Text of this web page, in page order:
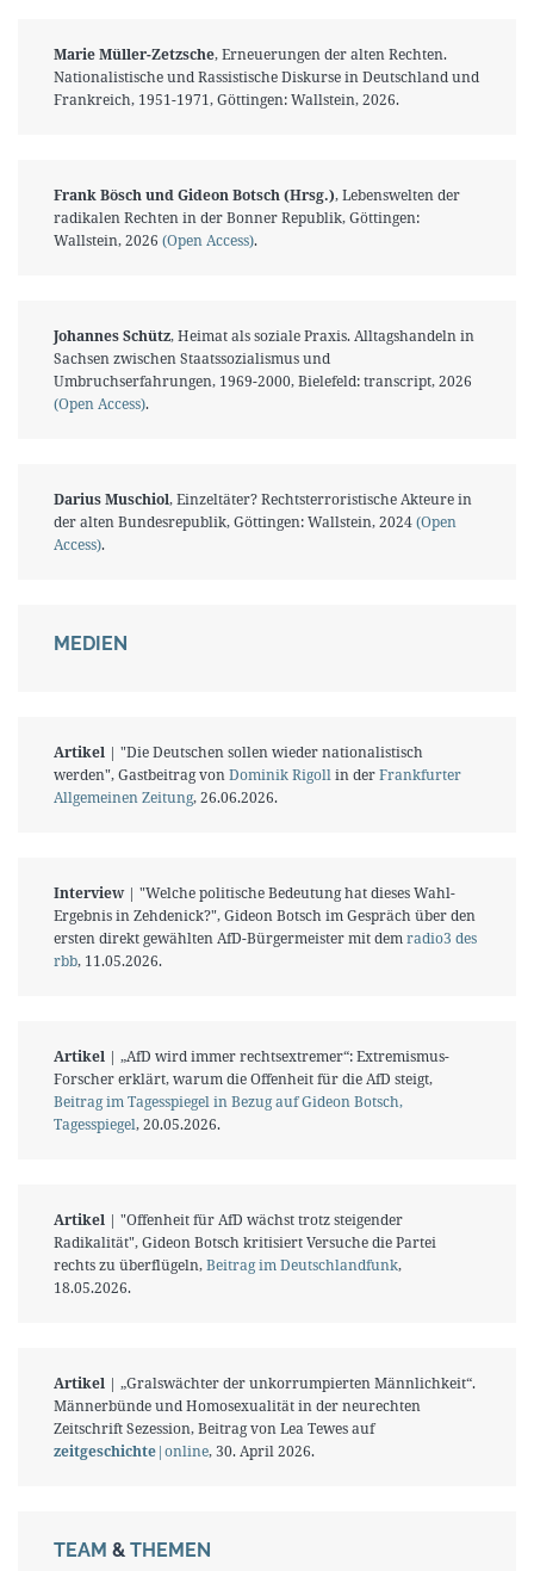
Marie Müller-Zetzsche, Erneuerungen der alten Rechten.
Nationalistische und Rassistische Diskurse in Deutschland und
Frankreich, 1951-1971, Göttingen: Wallstein, 2026.
Frank Bösch und Gideon Botsch (Hrsg.), Lebenswelten der
radikalen Rechten in der Bonner Republik, Göttingen:
Wallstein, 2026 (Open Access).
Johannes Schütz, Heimat als soziale Praxis. Alltagshandeln in
Sachsen zwischen Staatssozialismus und
Umbruchserfahrungen, 1969-2000, Bielefeld: transcript, 2026
(Open Access).
Darius Muschiol, Einzeltäter? Rechtsterroristische Akteure in
der alten Bundesrepublik, Göttingen: Wallstein, 2024(Open
Access).
MEDIEN
Artikel | "Die Deutschen sollen wieder nationalistisch
werden", Gastbeitrag vonDominik Rigollin derFrankfurter
Allgemeinen Zeitung, 26.06.2026.
Interview| "Welche politische Bedeutung hat dieses Wahl-
Ergebnis in Zehdenick?", Gideon Botsch im Gespräch über den
ersten direkt gewählten AfD-Bürgermeister mit demradio3 des
rbb, 11.05.2026.
Artikel | „AfD wird immer rechtsextremer“: Extremismus-
Forscher erklärt, warum die Offenheit für die AfD steigt,
Beitrag im Tagesspiegel in Bezug auf Gideon Botsch,
Tagesspiegel, 20.05.2026.
Artikel | "Offenheit für AfD wächst trotz steigender
Radikalität", Gideon Botsch kritisiert Versuche die Partei
rechts zu überflügeln,Beitrag im Deutschlandfunk,
18.05.2026.
Artikel | „Gralswächter der unkorrumpierten Männlichkeit“.
Männerbünde und Homosexualität in der neurechten
Zeitschrift Sezession, Beitrag von Lea Tewes auf
zeitgeschichte|online, 30. April 2026.
TEAM & THEMEN